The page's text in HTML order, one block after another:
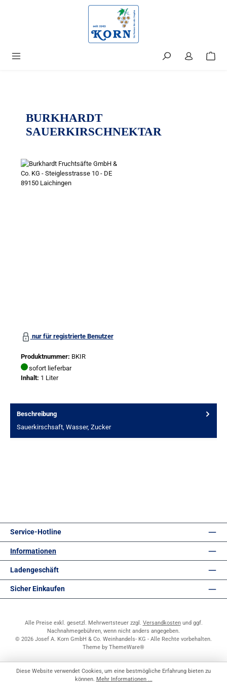
BURKHARDT
SAUERKIRSCHNEKTAR
nur für registrierte Benutzer
Produktnummer: BKIR
sofort lieferbar
Inhalt: 1 Liter
Beschreibung
Sauerkirschsaft, Wasser, Zucker
Service-Hotline
Informationen
Ladengeschäft
Sicher Einkaufen
Alle Preise exkl. gesetzl. Mehrwertsteuer zzgl. Versandkostenund ggf.
Nachnahmegebühren, wenn nicht anders angegeben.
© 2026 Josef A. Korn GmbH & Co. Weinhandels- KG - Alle Rechte vorbehalten.
Theme by ThemeWare®
Diese Website verwendet Cookies, um eine bestmögliche Erfahrung bieten zu
können. Mehr Informationen ...